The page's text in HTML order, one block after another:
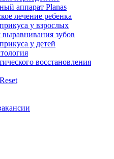
аппарат Planas
лечение ребенка
у взрослых
зубов
у детей
восстановления